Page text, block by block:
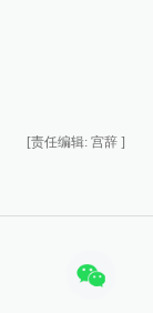
[责任编辑: 宫辞 ]